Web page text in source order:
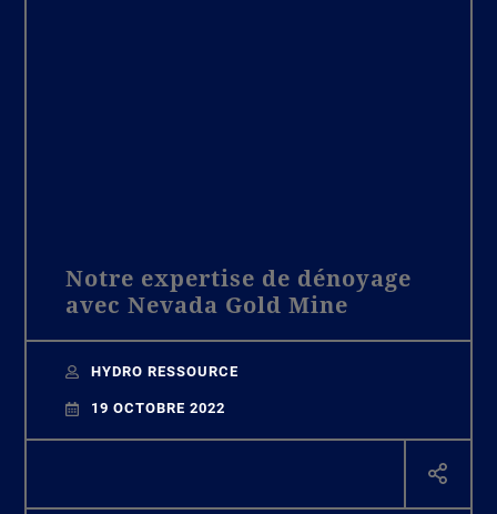
Notre expertise de dénoyage
avec Nevada Gold Mine
HYDRO RESSOURCE
19 OCTOBRE 2022